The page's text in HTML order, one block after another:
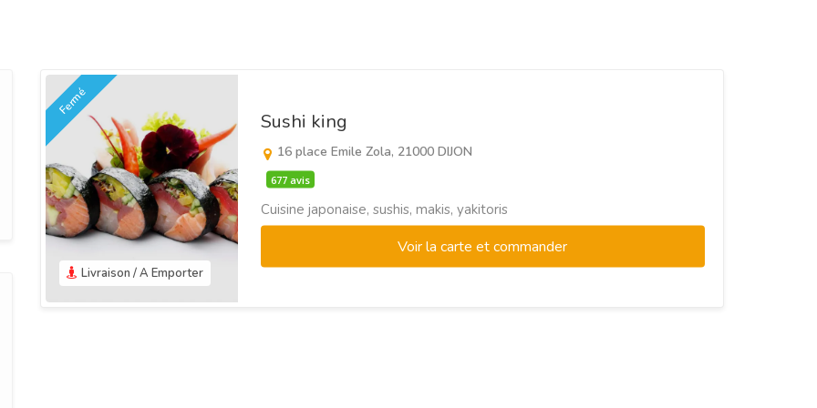
Livraison / A Emporter
Fermé
Sushi king
16 place Emile Zola, 21000 DIJON
677 avis
Cuisine japonaise, sushis, makis, yakitoris
Voir la carte et commander